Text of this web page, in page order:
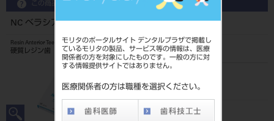
モリタのポータルサイト デンタルプラザで掲載し
ているモリタの製品、サービス等の情報は、医療
関係者の方を対象にしたものです。一般の方に対
する情報提供サイトではありません。
医療関係者の方は職種を選択ください。
この商品に関するお問い合わせ
NC ベラシア アンテリア 下顎 M 壮年型
Resin Anterior Teeth
硬質レジン歯
204350100M6
JAN/EANコード